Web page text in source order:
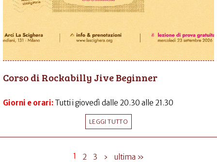
Corso di Rockabilly Jive Beginner
Giorni e orari: Tutti i giovedì dalle 20.30 alle 21.30
LEGGI TUTTO
1 2 3 › ultima »